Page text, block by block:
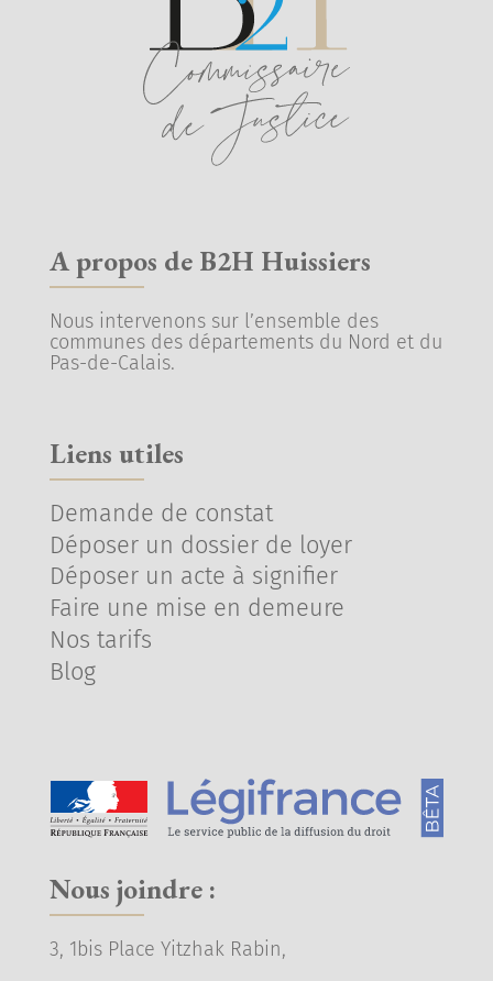
A propos de B2H Huissiers
Nous intervenons sur l’ensemble des
communes des départements du Nord et du
Pas-de-Calais.
Liens utiles
Demande de constat
Déposer un dossier de loyer
Déposer un acte à signifier
Faire une mise en demeure
Nos tarifs
Blog
Nous joindre :
3, 1bis Place Yitzhak Rabin,